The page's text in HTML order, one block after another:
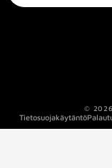
Kaapelin pituus
©
Tietosuojakäytäntö